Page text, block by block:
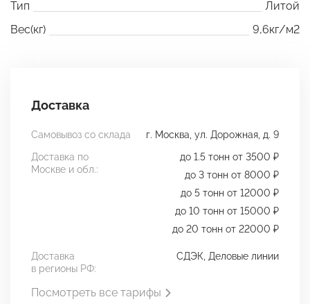
Тип
Литой
Вес(кг)
9,6кг/м2
Доставка
Самовывоз со склада
г. Москва, ул. Дорожная, д. 9
Доставка по
Москве и обл.:
до 1.5 тонн от 3500 ₽
до 3 тонн от 8000 ₽
до 5 тонн от 12000 ₽
до 10 тонн от 15000 ₽
до 20 тонн от 22000 ₽
Доставка
в регионы РФ:
СДЭК, Деловые линии
Посмотреть все тарифы